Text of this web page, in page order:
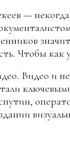
—
Чтобы как
Видео и